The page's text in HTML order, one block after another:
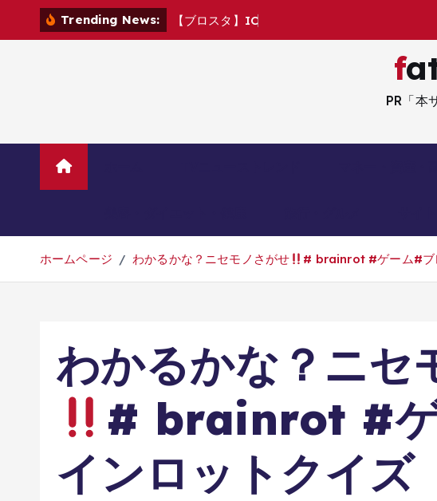
Trending News: 【ブロ ス タ 】 IC
PR「本
ホームページ わかるかな？ニセモノさがせ # brainrot #ゲーム#ブ
わかるかな？ニセ
# brainrot #ゲ
インロットクイズ